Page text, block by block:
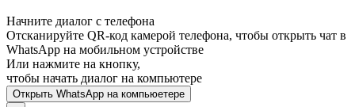
Начните диалог с телефона
Отсканируйте QR-код камерой телефона, чтобы открыть чат в
WhatsApp на мобильном устройстве
Или нажмите на кнопку,
чтобы начать диалог на компьютере
Открыть WhatsApp на компьюетере